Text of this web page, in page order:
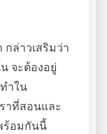
ล่าวเสริมว่า
จะต้องอยู่
ำใน
าที่สอนและ
ร้อมกันนี้